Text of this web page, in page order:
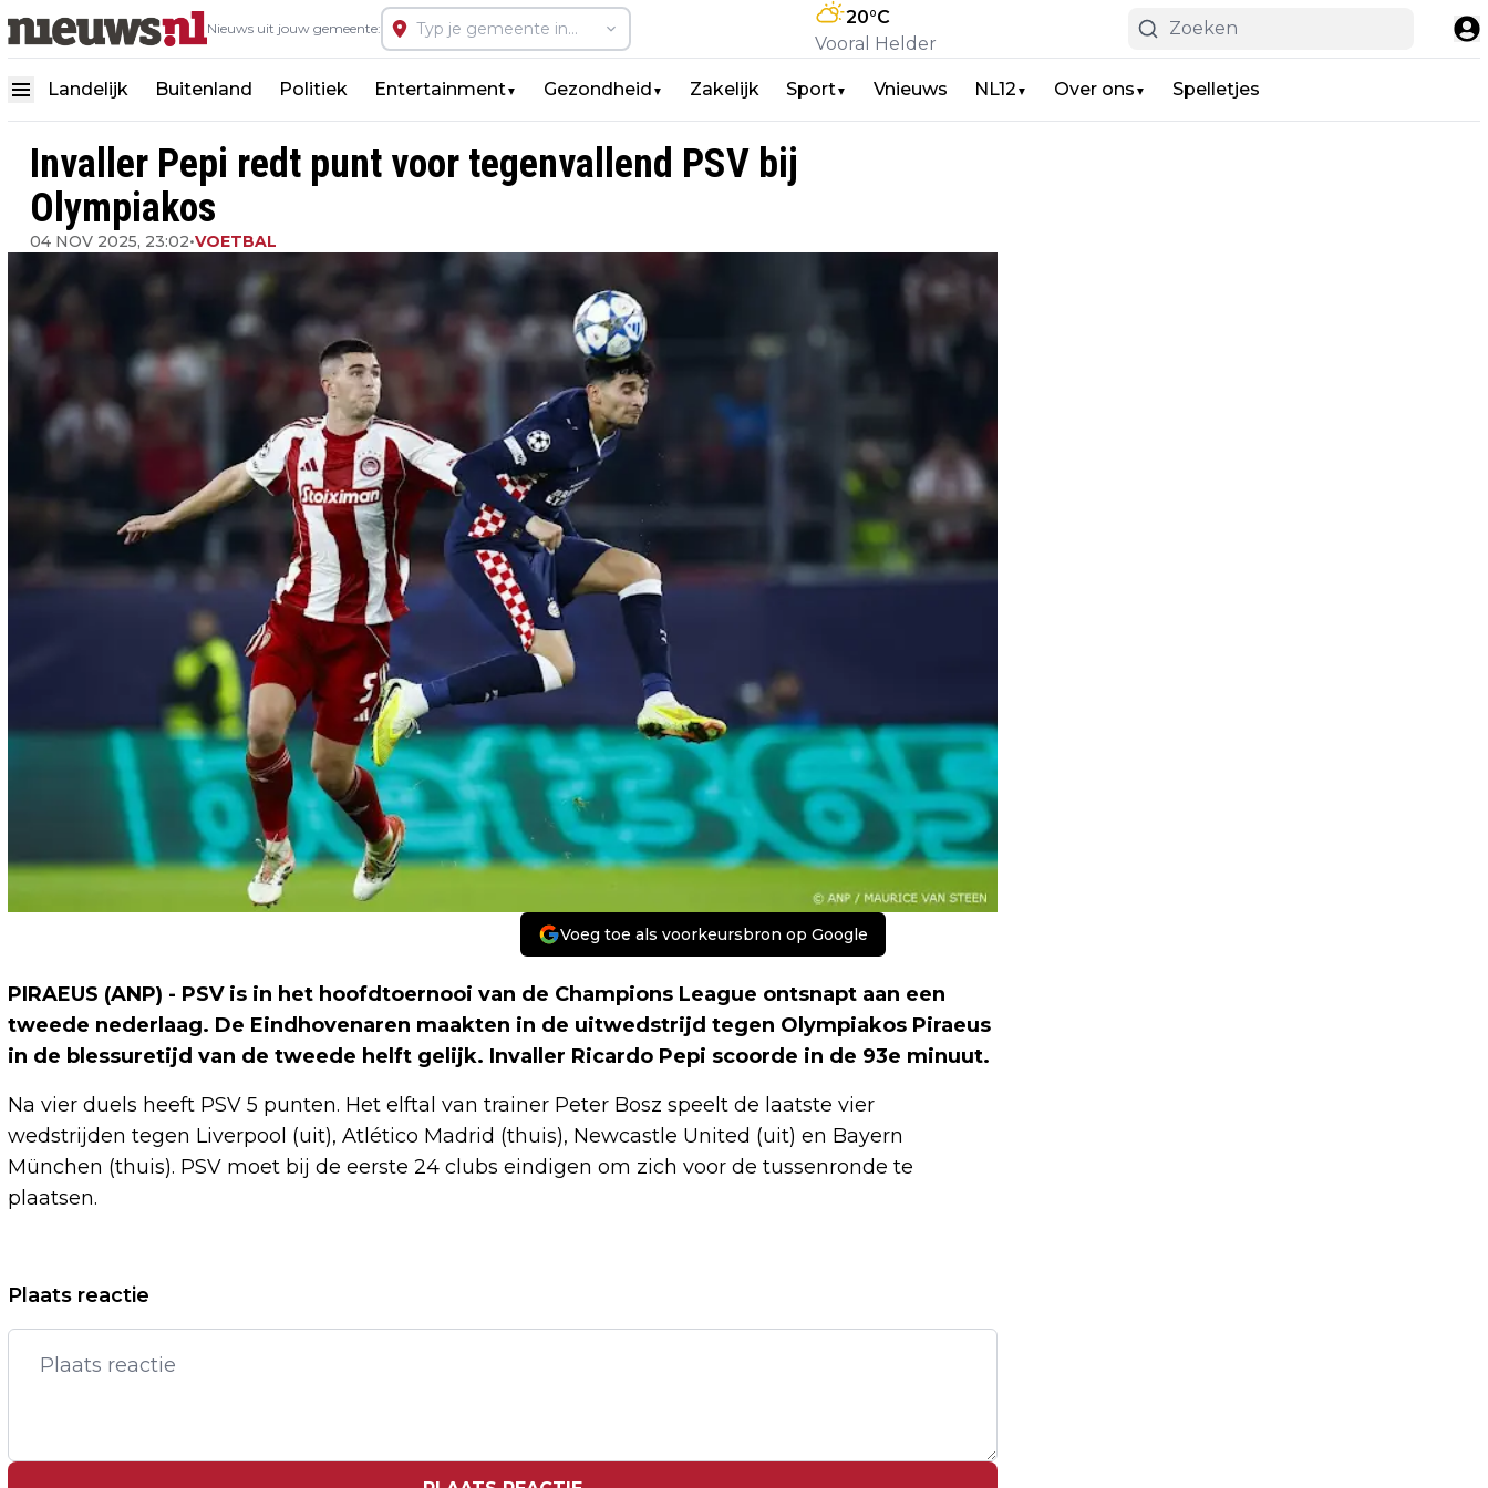
Nieuws uit jouw gemeente:
20°C
Vooral Helder
Landelijk Buitenland Politiek Entertainment▼ Gezondheid ▼ Zakelijk Sport▼ Vnieuws NL12 ▼ Over ons ▼ Spelletjes
Invaller Pepi redt punt voor tegenvallend PSV bij
Olympiakos
04 NOV 2025, 23:02•VOETBAL
Voeg toe als voorkeursbron op Google
PIRAEUS (ANP) - PSV is in het hoofdtoernooi van de Champions League ontsnapt aan een
tweede nederlaag. De Eindhovenaren maakten in de uitwedstrijd tegen Olympiakos Piraeus
in de blessuretijd van de tweede helft gelijk. Invaller Ricardo Pepi scoorde in de 93e minuut.
Na vier duels heeft PSV 5 punten. Het elftal van trainer Peter Bosz speelt de laatste vier
wedstrijden tegen Liverpool (uit), Atlético Madrid (thuis), Newcastle United (uit) en Bayern
München (thuis). PSV moet bij de eerste 24 clubs eindigen om zich voor de tussenronde te
plaatsen.
Vorig artikel
NETFLIX-SERIE NOBODY WANTS THIS
KRIJGT DERDE SEIZOEN
STERK LIVERPOOL VERSLAAT REAL
Plaats reactie